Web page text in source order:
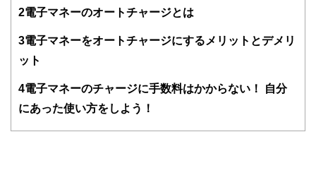
得者を中心に「お金や暮らし」に関する書籍・雑誌の編集経
験者で構成され、企画立案から記事掲載まですべての工程に
ドバイザー、DCプランナー、公認会計士、社会保険労務
士、行政書士、投資アナリスト、キャリアコンサルタントな
ど150名以上の有資格者を執筆者・監修者として迎え、むず
をわかりやすく発信している点です。
2電子マネーのオートチャージとは
3電子マネーをオートチャージにするメリットとデメリ
ット
4電子マネーのチャージに手数料はかからない！ 自分
にあった使い方をしよう！